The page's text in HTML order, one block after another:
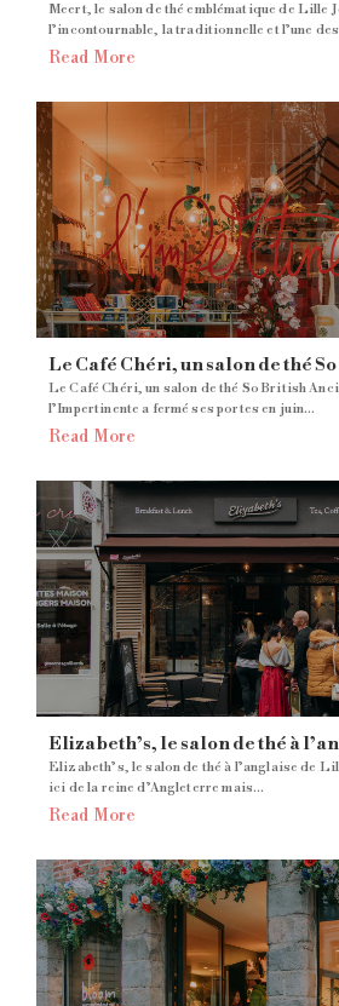
Meert, le salon de thé emblématique de Lille
l’incontournable, la traditionnelle et l’une
Read More
Le Café Chéri, un salon de thé
Le Café Chéri, un salon de thé So British
l’Impertinente a fermé ses portes en juin...
Read More
Elizabeth’s, le salon de thé à
Elizabeth’s, le salon de thé à l’anglaise de
ici de la reine d’Angleterre mais...
Read More